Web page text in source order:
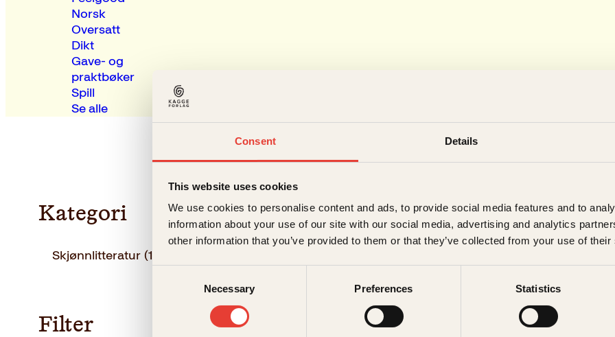
Consent Details
This website uses cookies
We use cookies to personalise content and ads, to provide social media features and to
information about your use of our site with our social media, advertising and analytics
other information that you’ve provided to them or that they’ve collected from your use of
Necessary Preferences Statistics
Norsk
Oversatt
Dikt
Gave- og
praktbøker
Spill
Se alle
Kategori
Skjønnlitteratur (1)
Filter
vennskap – selv